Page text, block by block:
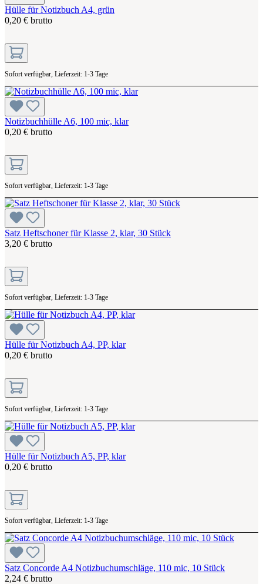
Hülle für Notizbuch A4, grün
0,20 € brutto
Sofort verfügbar, Lieferzeit: 1-3 Tage
Notizbuchhülle A6, 100 mic, klar
0,20 € brutto
Sofort verfügbar, Lieferzeit: 1-3 Tage
Satz Heftschoner für Klasse 2, klar, 30 Stück
3,20 € brutto
Sofort verfügbar, Lieferzeit: 1-3 Tage
Hülle für Notizbuch A4, PP, klar
0,20 € brutto
Sofort verfügbar, Lieferzeit: 1-3 Tage
Hülle für Notizbuch A5, PP, klar
0,20 € brutto
Sofort verfügbar, Lieferzeit: 1-3 Tage
Satz Concorde A4 Notizbuchumschläge, 110 mic, 10 Stück
2,24 € brutto